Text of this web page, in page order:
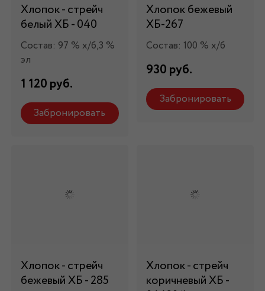
Хлопок - стрейч
белый ХБ - 040
Состав: 97 % х/б,3 %
эл
1 120 руб.
Забронировать
Хлопок бежевый
ХБ-267
Состав: 100 % х/б
930 руб.
Забронировать
Хлопок - стрейч
бежевый ХБ - 285
Хлопок - стрейч
коричневый ХБ -